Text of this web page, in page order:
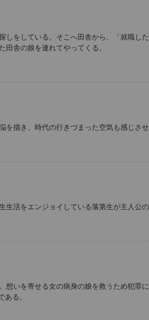
しをしている。そこへ田舎から、「就職し
田舎の娘を連れてやってくる。
を描き、時代の行きづまった空気も感じさせ
生活をエンジョイしている落第生が主人公の
想いを寄せる女の病身の娘を救うため犯罪
ある。